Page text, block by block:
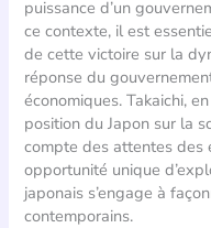
puissance d’un
ce contexte, il est
de cette victoire sur la
réponse du
économiques. Takaichi,
position du Japon sur la
compte des attentes des
opportunité unique
japonais s’engage à
contemporains.